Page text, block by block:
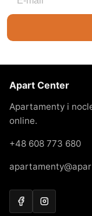
Adres e-mail
Apart Center
Apartamenty i
online.
+48 608 773 680
FacebookInstagram